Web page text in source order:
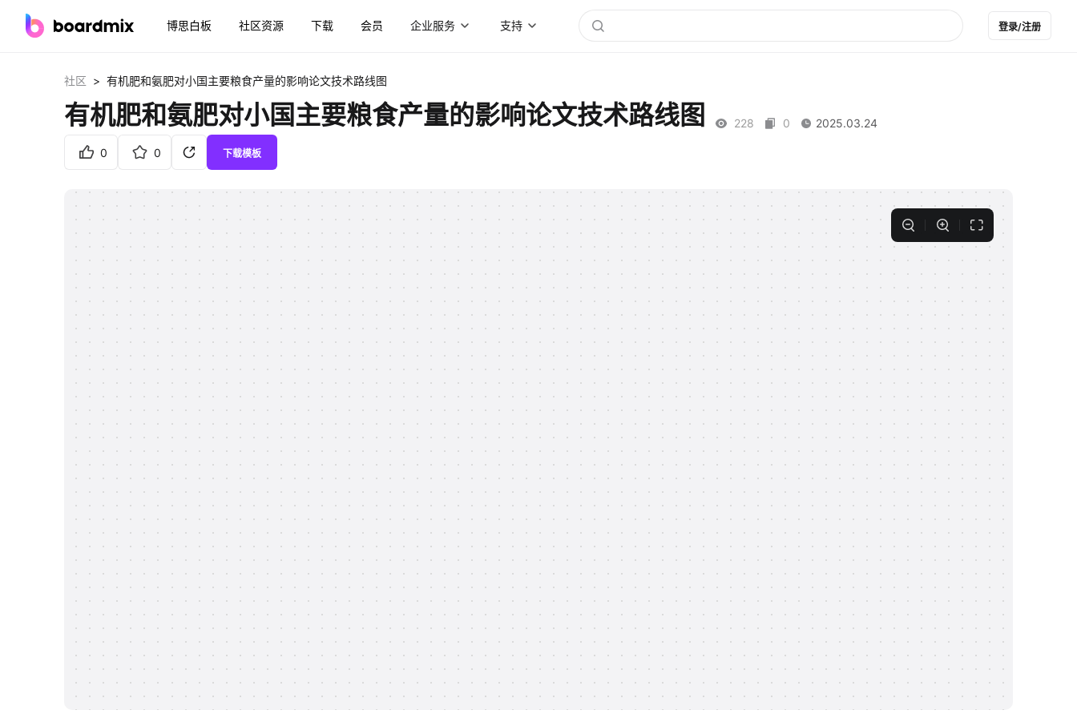
博思白板 社区资源 下载 会员 企业服务 支持 登录/注册
社区 > 有机肥和氨肥对小国主要粮食产量的影响论文技术路线图
有机肥和氨肥对小国主要粮食产量的影响论文技术路线图 228 0 2025.03.24
0 0 下载模板